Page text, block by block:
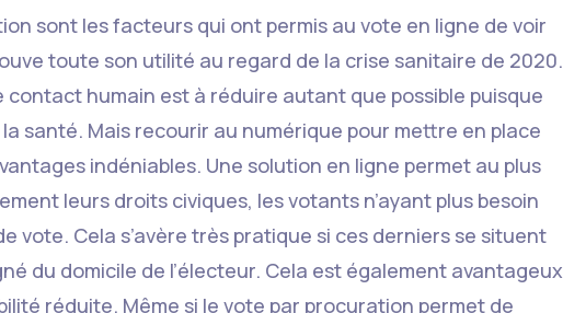
sont les facteurs qui ont permis au vote en ligne de voir
toute son utilité au regard de la crise sanitaire de 2020.
humain est à réduire autant que possible puisque
santé. Mais recourir au numérique pour mettre en place
indéniables. Une solution en ligne permet au plus
leurs droits civiques, les votants n’ayant plus besoin
vote. Cela s’avère très pratique si ces derniers se situent
du domicile de l’électeur. Cela est également avantageux
réduite. Même si le vote par procuration permet de